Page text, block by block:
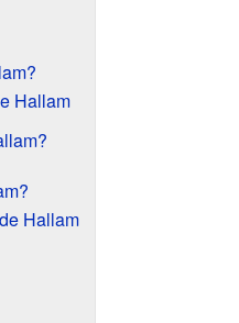
Hallam
Hallam